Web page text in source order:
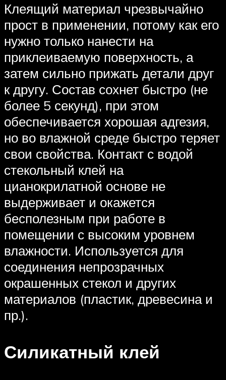
Клеящий материал чрезвычайно
прост в применении, потому как его
нужно только нанести на
приклеиваемую поверхность, а
затем сильно прижать детали друг
к другу. Состав сохнет быстро (не
более 5 секунд), при этом
обеспечивается хорошая адгезия,
но во влажной среде быстро теряет
свои свойства. Контакт с водой
стекольный клей на
цианокрилатной основе не
выдерживает и окажется
бесполезным при работе в
помещении с высоким уровнем
влажности. Используется для
соединения непрозрачных
окрашенных стекол и других
материалов (пластик, древесина и
пр.).
Силикатный клей